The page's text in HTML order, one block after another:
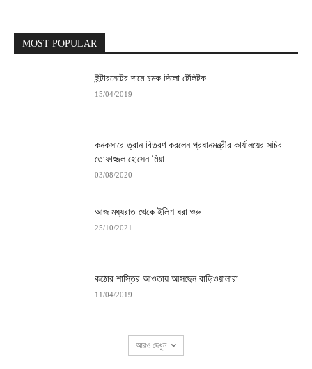
MOST POPULAR
ইন্টারনেটের দামে চমক দিলো টেলিটক
15/04/2019
কনকসারে ত্রান বিতরণ করলেন প্রধানমন্ত্রীর কার্যালয়ের সচিব
তোফাজ্জল হোসেন মিয়া
03/08/2020
আজ মধ্যরাত থেকে ইলিশ ধরা শুরু
25/10/2021
কঠোর শাস্তির আওতায় আসছেন বাড়িওয়ালারা
11/04/2019
আরও দেখুন